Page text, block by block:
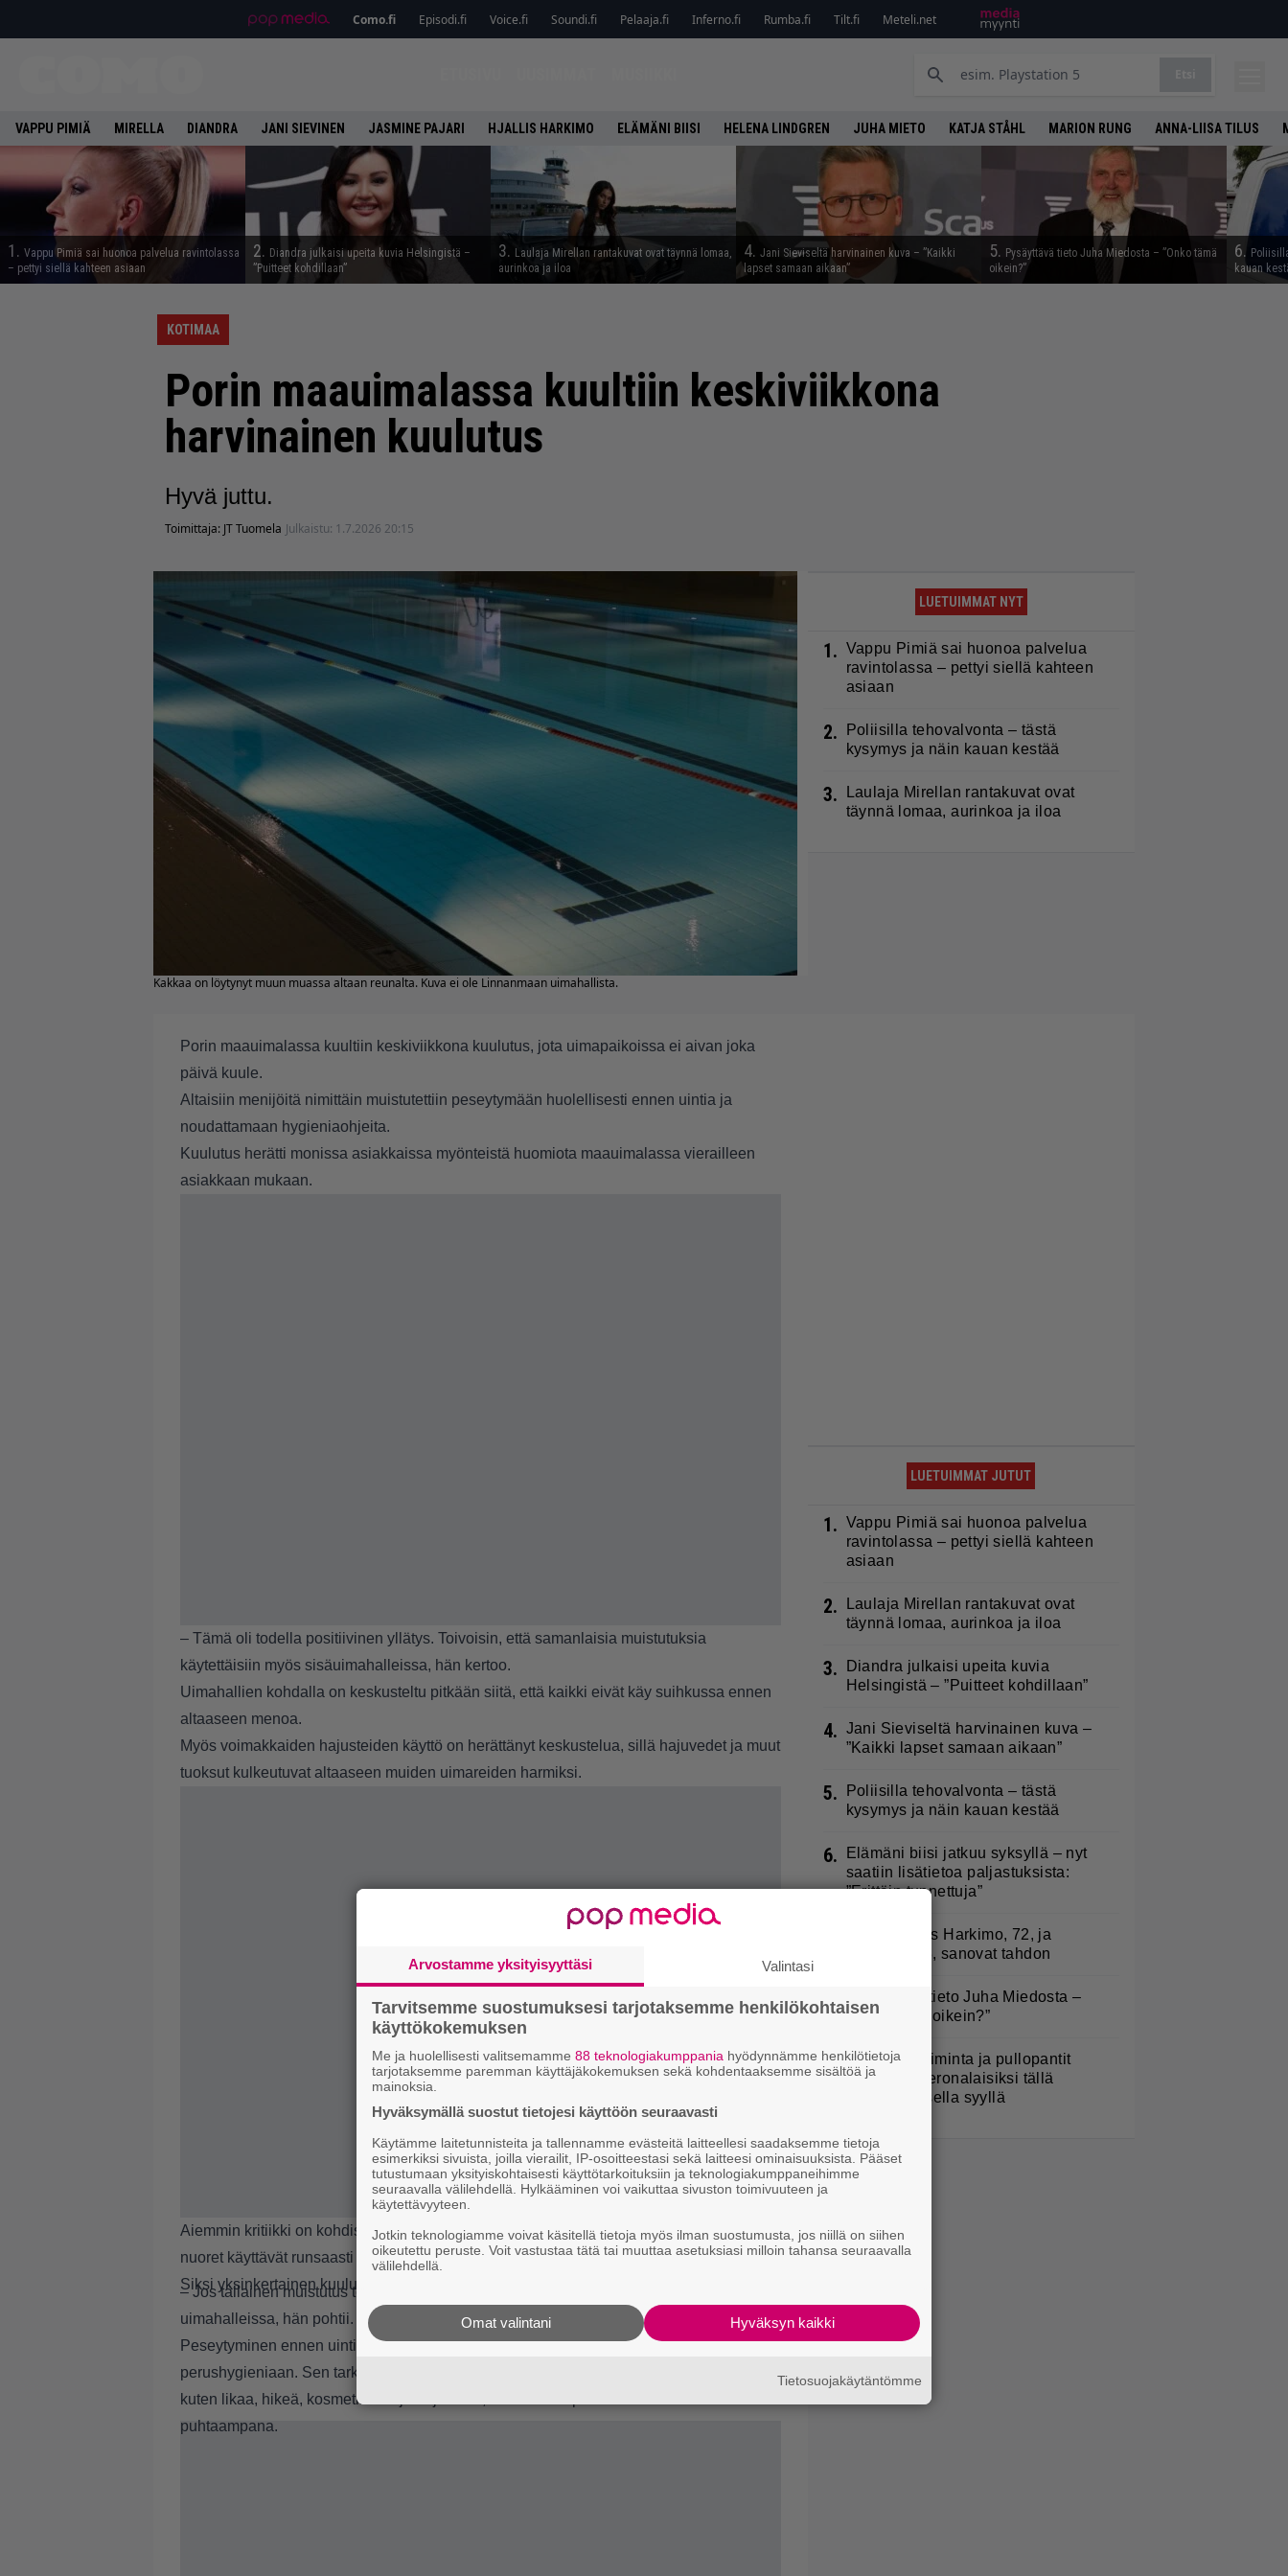
Como.fi Episodi.fi Voice.fi Soundi.fi Pelaaja.fi Inferno.fi Rumba.fi Tilt.fi Meteli.net
VAPPU PIMIÄ MIRELLA DIANDRA JANI SIEVINEN JASMINE PAJARI HJALLIS HARKIMO ELÄMÄNI BIISI HELENA LINDGREN JUHA MIETO KATJA STÅHL MARION RUNG ANNA-LIISA TILUS
1. Vappu Pimiä sai huonoa palvelua ravintolassa
– pettyi siellä kahteen asiaan
2. Diandra julkaisi upeita kuvia Helsingistä –
”Puitteet kohdillaan”
3. Laulaja Mirellan rantakuvat ovat täynnä lomaa,
aurinkoa ja iloa
4. Jani Sieviseltä harvinainen kuva – ”Kaikki
lapset samaan aikaan”
5. Pysäyttävä tieto Juha Miedosta – ”Onko tämä
oikein?”
6.
kauan
KOTIMAA
Porin maauimalassa kuultiin keskiviikkona
harvinainen kuulutus
Hyvä juttu.
Toimittaja: JT Tuomela Julkaistu: 1.7.2026 20:15
Kakkaa on löytynyt muun muassa altaan reunalta. Kuva ei ole Linnanmaan uimahallista.
LUETUIMMAT NYT
1. Vappu Pimiä sai huonoa palvelua
ravintolassa – pettyi siellä kahteen
asiaan
2.
Poliisilla tehovalvonta – tästä
kysymys ja näin kauan kestää
3.
Laulaja Mirellan rantakuvat ovat
täynnä lomaa, aurinkoa ja iloa
Porin maauimalassa kuultiin keskiviikkona kuulutus, jota uimapaikoissa ei aivan joka
päivä kuule.
Altaisiin menijöitä nimittäin muistutettiin peseytymään huolellisesti ennen uintia ja
noudattamaan hygieniaohjeita.
Kuulutus herätti monissa asiakkaissa myönteistä huomiota maauimalassa vierailleen
asiakkaan mukaan.
– Tämä oli todella positiivinen yllätys. Toivoisin, että samanlaisia muistutuksia
käytettäisiin myös sisäuimahalleissa, hän kertoo.
Uimahallien kohdalla on keskusteltu pitkään siitä, että kaikki eivät käy suihkussa ennen
altaaseen menoa.
Myös voimakkaiden hajusteiden käyttö on herättänyt keskustelua, sillä hajuvedet ja muut
tuoksut kulkeutuvat altaaseen muiden uimareiden harmiksi.
Aiemmin kritiikki on kohdistunut erityisesti vanhempiin uimareihin, mutta nykyisin myös
nuoret käyttävät runsaasti erilaisia hajusteita.
Siksi yksinkertainen kuulutus peseytymisen tärkeydestä sai asiakkaalta kiitosta.
– Jos tällainen muistutus toimii ulkoilmauimalassa, miksei se toimisi myös
uimahalleissa, hän pohtii.
Peseytyminen ennen uintia kuuluu kaikkien uimahallien ja maauimaloiden
perushygieniaan. Sen tarkoituksena on vähentää altaaseen kulkeutuvia epäpuhtauksia,
kuten likaa, hikeä, kosmetiikkaa ja hajusteita, sekä auttaa pitämään allasvesi
puhtaampana.
LUETUIMMAT JUTUT
1. Vappu Pimiä sai huonoa palvelua
ravintolassa – pettyi siellä kahteen
asiaan
2.
Laulaja Mirellan rantakuvat ovat
täynnä lomaa, aurinkoa ja iloa
3.
Diandra julkaisi upeita kuvia
Helsingistä – ”Puitteet kohdillaan”
4. Jani Sieviseltä harvinainen kuva –
”Kaikki lapset samaan aikaan”
5.
Poliisilla tehovalvonta – tästä
kysymys ja näin kauan kestää
6.
Elämäni biisi jatkuu syksyllä – nyt
saatiin lisätietoa paljastuksista:
”Erittäin tunnettuja”
Uuno: Hjallis Harkimo, 72, ja
Jasmine, 38, sanovat tahdon
8.
Pysäyttävä tieto Juha Miedosta –
”Onko tämä oikein?”
9. Marjojen poiminta ja pullopantit
muuttuvat veronalaisiksi tällä
nimenomaisella syyllä
Arvostamme yksityisyyttäsi Valintasi
Tarvitsemme suostumuksesi tarjotaksemme henkilökohtaisen
käyttökokemuksen
Me ja huolellisesti valitsemamme 88 teknologiakumppania hyödynnämme henkilötietoja
tarjotaksemme paremman käyttäjäkokemuksen sekä kohdentaaksemme sisältöä ja
mainoksia.
Hyväksymällä suostut tietojesi käyttöön seuraavasti
Käytämme laitetunnisteita ja tallennamme evästeitä laitteellesi saadaksemme tietoja
esimerkiksi sivuista, joilla vierailit, IP-osoitteestasi sekä laitteesi ominaisuuksista. Pääset
tutustumaan yksityiskohtaisesti käyttötarkoituksiin ja teknologiakumppaneihimme
seuraavalla välilehdellä. Hylkääminen voi vaikuttaa sivuston toimivuuteen ja
käytettävyyteen.
Jotkin teknologiamme voivat käsitellä tietoja myös ilman suostumusta, jos niillä on siihen
oikeutettu peruste. Voit vastustaa tätä tai muuttaa asetuksiasi milloin tahansa seuraavalla
välilehdellä.
Hyväksyn kaikki
Omat valintani
Tietosuojakäytäntömme